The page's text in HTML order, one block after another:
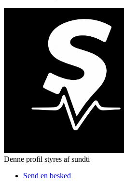
Denne profil styres af sundti
Send en besked